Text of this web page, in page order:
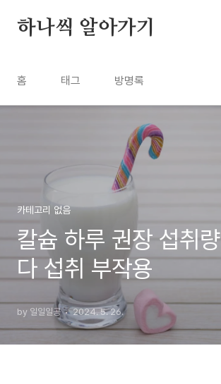
하나씩 알아가기
홈 태그 방명록
카테고리 없음
칼슘 하루 권장 섭취량 역할 과
다 섭취 부작용
by 일일일공 2024. 5. 26.